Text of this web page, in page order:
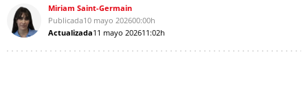
Miriam Saint-Germain
Publicada10 mayo 202600:00h
Actualizada11 mayo 202611:02h